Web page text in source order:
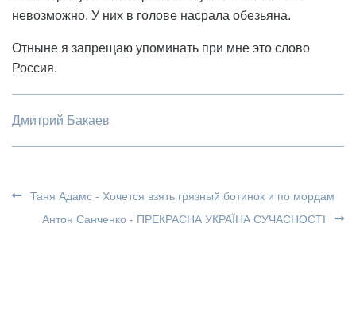
невозможно. У них в голове насрала обезьяна.
Отныне я запрещаю упоминать при мне это слово
Россия.
Дмитрий Бакаев
Таня Адамс - Хочется взять грязный ботинок и по мордам
Антон Санченко - ПРЕКРАСНА УКРАЇНА СУЧАСНОСТІ